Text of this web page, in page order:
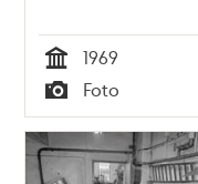
Tid
1969
Typ
Foto